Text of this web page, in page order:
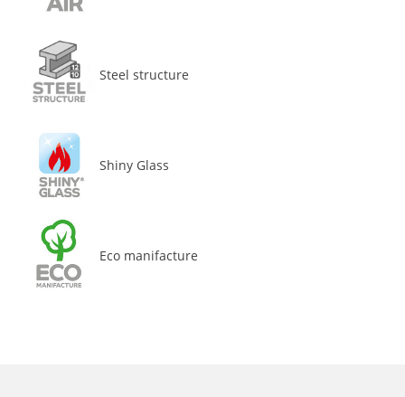
Steel structure
Shiny Glass
Eco manifacture